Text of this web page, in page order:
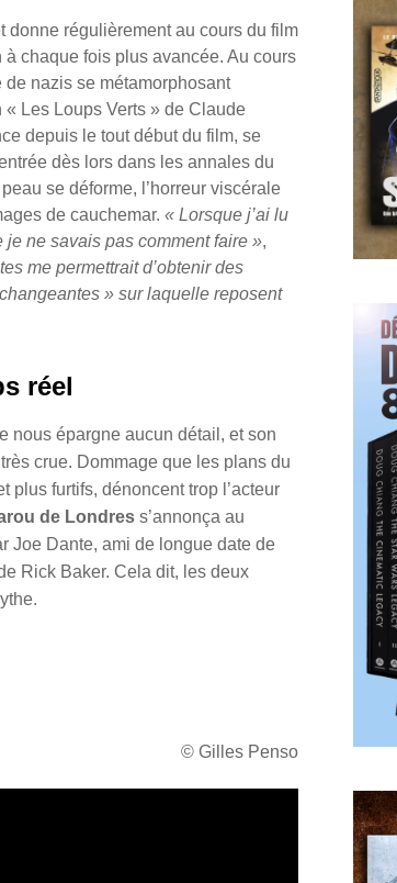
donne régulièrement au cours du film
chaque fois plus avancée. Au cours
nazis se métamorphosant
Les Loups Verts » de Claude
depuis le tout début du film, se
dès lors dans les annales du
se déforme, l’horreur viscérale
de cauchemar. « Lorsque j’ai lu
je ne savais pas comment faire »,
me permettrait d’obtenir des
» sur laquelle reposent
réel
nous épargne aucun détail, et son
crue. Dommage que les plans du
plus furtifs, dénoncent trop l’acteur
de Londres s’annonça au
Joe Dante, ami de longue date de
Rick Baker. Cela dit, les deux
© Gilles Penso